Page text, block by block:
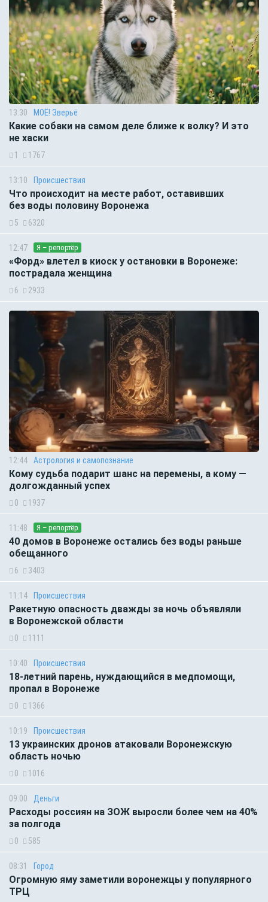
13:30 МОЁ! Зверьё
Какие собаки на самом деле ближе к волку? И это
не хаски
1 1767
13:10 Происшествия
Что происходит на месте работ, оставивших
без воды половину Воронежа
5 6320
12:47 Я – репортёр
«Форд» влетел в киоск у остановки в Воронеже:
пострадала женщина
6 2933
12:44 Астрология и самопознание
Кому судьба подарит шанс на перемены, а кому —
долгожданный успех
0 1937
11:48 Я – репортёр
40 домов в Воронеже остались без воды раньше
обещанного
6 3403
11:14 Происшествия
Ракетную опасность дважды за ночь объявляли
в Воронежской области
0 1111
10:40 Происшествия
18-летний парень, нуждающийся в медпомощи,
пропал в Воронеже
0 1366
10:19 Происшествия
13 украинских дронов атаковали Воронежскую
область ночью
0 1016
09:00 Деньги
Расходы россиян на ЗОЖ выросли более чем на 40%
за полгода
0 585
08:31 Город
Огромную яму заметили воронежцы у популярного
ТРЦ